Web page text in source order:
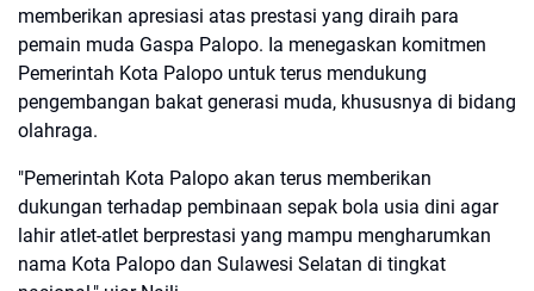
memberikan apresiasi atas prestasi yang diraih para
pemain muda Gaspa Palopo. Ia menegaskan komitmen
Pemerintah Kota Palopo untuk terus mendukung
pengembangan bakat generasi muda, khususnya di bidang
olahraga.
"Pemerintah Kota Palopo akan terus memberikan
dukungan terhadap pembinaan sepak bola usia dini agar
lahir atlet-atlet berprestasi yang mampu mengharumkan
nama Kota Palopo dan Sulawesi Selatan di tingkat